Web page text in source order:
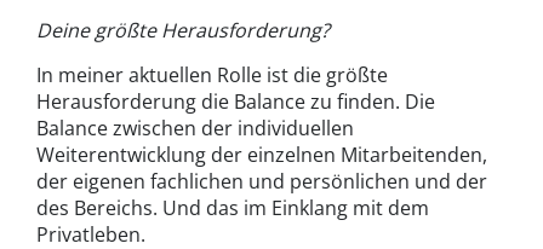
Deine größte Herausforderung?
In meiner aktuellen Rolle ist die größte
Herausforderung die Balance zu finden. Die
Balance zwischen der individuellen
Weiterentwicklung der einzelnen Mitarbeitenden,
der eigenen fachlichen und persönlichen und der
des Bereichs. Und das im Einklang mit dem
Privatleben.